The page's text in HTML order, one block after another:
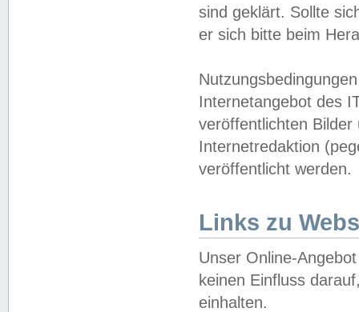
sind geklärt. Sollte
er sich bitte beim
Internetangebot des
veröffentlichten
Internetredaktion
veröffentlicht werden.
Links zu
Unser Online-
keinen Einfluss
einhalten.